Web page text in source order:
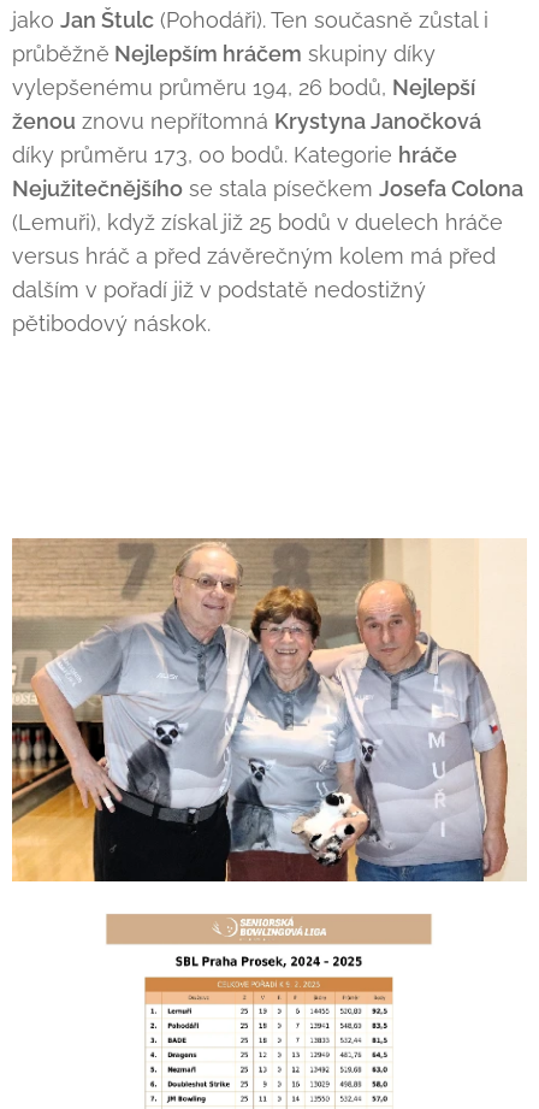
jako Jan Štulc (Pohodáři). Ten současně zůstal i
průběžně Nejlepším hráčem skupiny díky
vylepšenému průměru 194, 26 bodů, Nejlepší
ženou znovu nepřítomná Krystyna Janočková
díky průměru 173, 00 bodů. Kategorie hráče
Nejužitečnějšího se stala písečkem Josefa Colona
(Lemuři), když získal již 25 bodů v duelech hráče
versus hráč a před závěrečným kolem má před
dalším v pořadí již v podstatě nedostižný
pětibodový náskok.